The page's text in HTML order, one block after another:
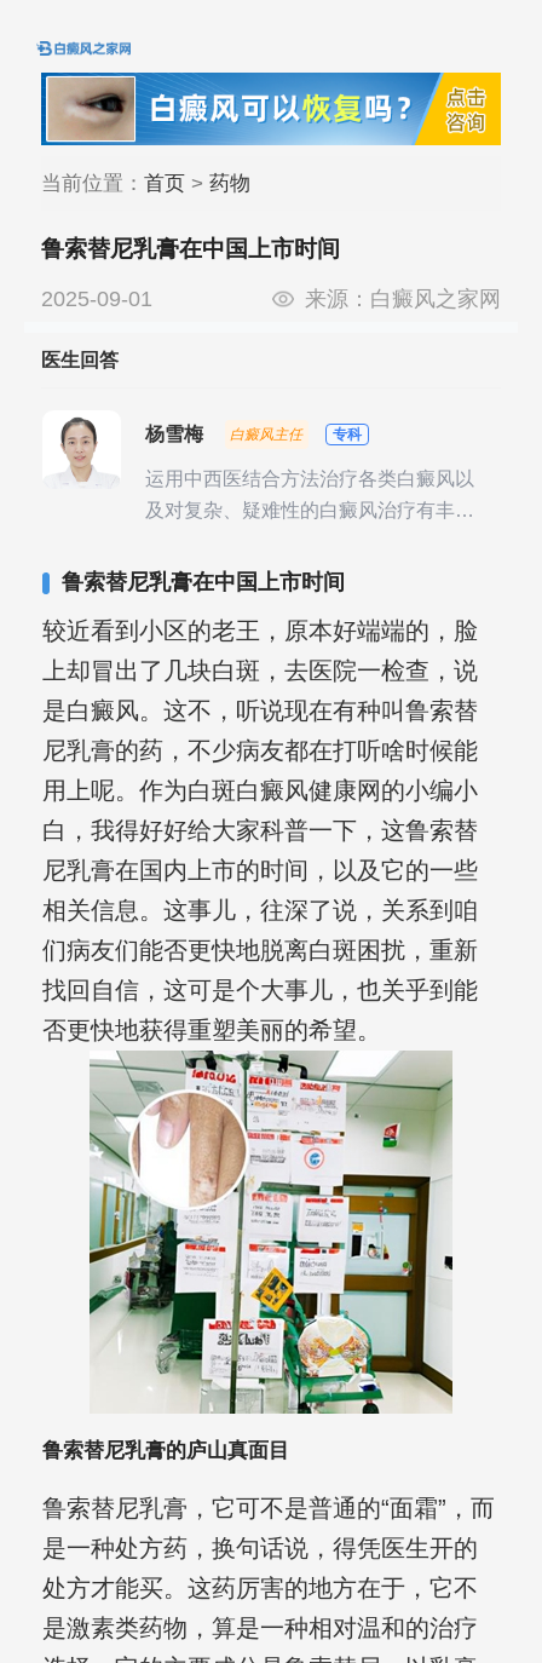
当前位置： 首页> 药物
鲁索替尼乳膏在中国上市时间
2025-09-01 来源： 白癜风之家网
医生回答
杨雪梅 白癜风主任 专科
运用中西医结合方法治疗各类白癜风以
及对复杂、疑难性的白癜风治疗有丰富
合巩固用药的调理，并对白癜风患者的
导，全方位帮助患者康复。
鲁索替尼乳膏在中国上市时间
较近看到小区的老王，原本好端端的，脸
上却冒出了几块白斑，去医院一检查，说
是白癜风。这不，听说现在有种叫鲁索替
尼乳膏的药，不少病友都在打听啥时候能
用上呢。作为白斑白癜风健康网的小编小
白，我得好好给大家科普一下，这鲁索替
尼乳膏在国内上市的时间，以及它的一些
相关信息。这事儿，往深了说，关系到咱
们病友们能否更快地脱离白斑困扰，重新
找回自信，这可是个大事儿，也关乎到能
否更快地获得重塑美丽的希望。
鲁索替尼乳膏的庐山真面目
鲁索替尼乳膏，它可不是普通的“面霜”，而
是一种处方药，换句话说，得凭医生开的
处方才能买。这药厉害的地方在于，它不
是激素类药物，算是一种相对温和的治疗